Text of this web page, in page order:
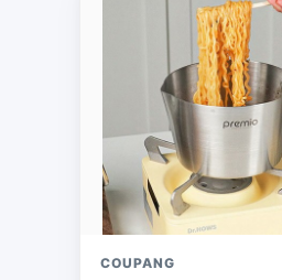
COUPANG